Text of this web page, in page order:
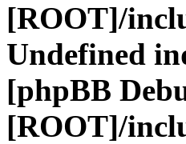
[ROOT]/
Undefined
[phpBB
[ROOT]/